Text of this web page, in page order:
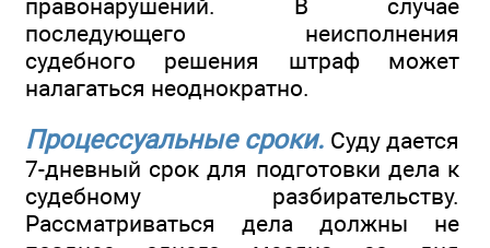
правонарушений. В случае
последующего неисполнения
судебного решения штраф может
налагаться неоднократно.
Процессуальные сроки. Суду дается
7-дневный срок для подготовки дела к
судебному разбирательству.
Рассматриваться дела должны не